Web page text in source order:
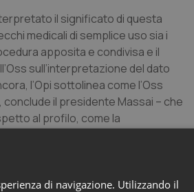
il significato di questa
medicali di semplice uso sia i
apposita e condivisa e il
sull’interpretazione del dato
l’Opi sottolinea come l’Oss
il presidente Massai – che
al profilo, come la
di navigazione. Utilizzando il